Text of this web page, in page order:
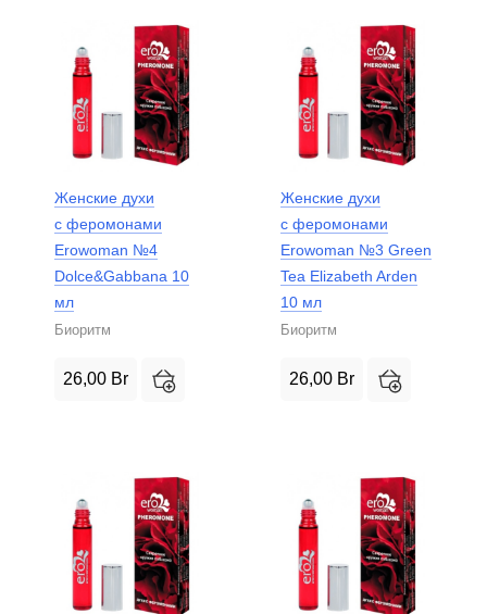
Женские духи
с феромонами
Erowoman №4
Dolce&Gabbana 10
мл
Биоритм
26,00 Br
Женские духи
с феромонами
Erowoman №3 Green
Tea Elizabeth Arden
10 мл
Биоритм
26,00 Br